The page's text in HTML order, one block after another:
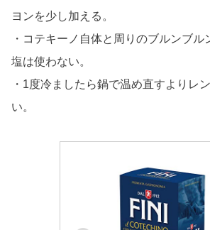
ヨンを少し加える。
・コテキーノ自体と周りのブルンブ
塩は使わない。
・1度冷ましたら鍋で温め直すよりレ
い。